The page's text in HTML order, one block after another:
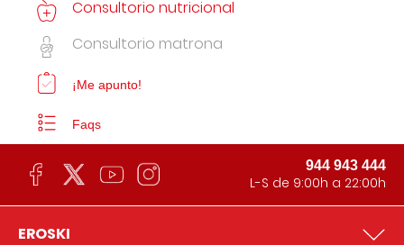
Consultorio nutricional
Consultorio matrona
¡Me apunto!
Faqs
944 943 444
L-S de 9:00h a 22:00h
EROSKI